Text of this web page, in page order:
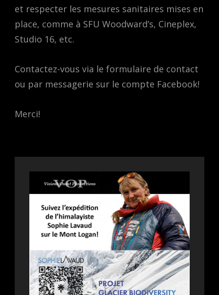
et respecter les mesures sanitaires mises en
place, comme à SFU Woodward’s, Cineplex,
Studio 16, etc.
Contactez-vous via le formulaire de contact
ou par messagerie sur le compte Facebook!
Merci!